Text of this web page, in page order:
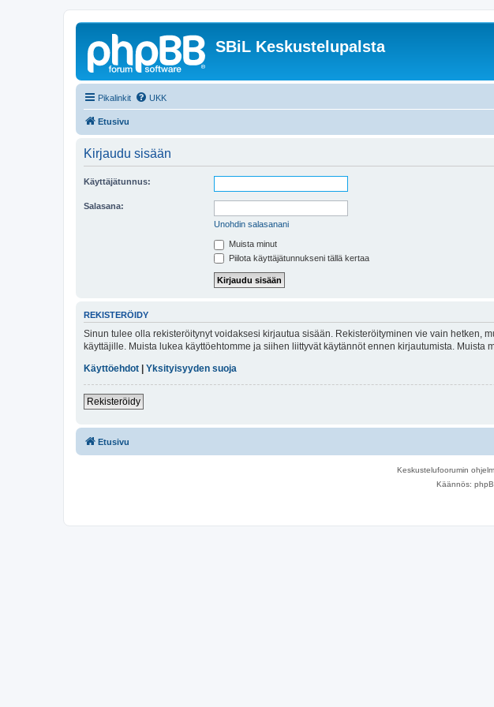
SBiL Keskustelupalsta
Pikalinkit UKK
Etusivu
Kirjaudu sisään
Käyttäjätunnus:
Salasana:
Unohdin salasanani
Muista minut
Piilota käyttäjätunnukseni tällä kertaa
REKISTERÖIDY
Sinun tulee olla rekisteröitynyt voidaksesi kirjautua sisään. Rekisteröityminen vie vain hetken,
käyttäjille. Muista lukea käyttöehtomme ja siihen liittyvät käytännöt ennen kirjautumista. Muista
Käyttöehdot | Yksityisyyden suoja
Rekisteröidy
Etusivu
Keskustelufoorumin
Käännös: